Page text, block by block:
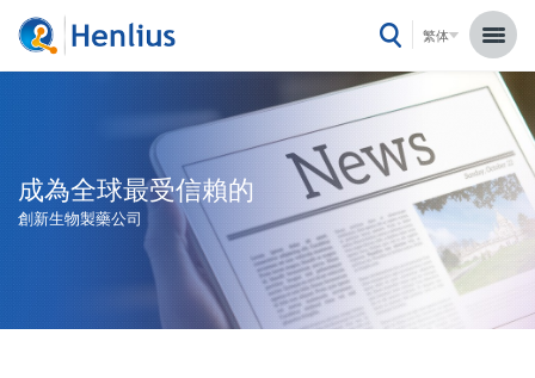
繁体
成為全球最受信賴的
創新生物製藥公司